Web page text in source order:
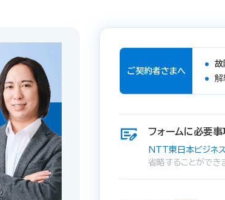
ご契約者さまへ
故
解
フォームに必要
NTT東日本ビジネ
省略することができ